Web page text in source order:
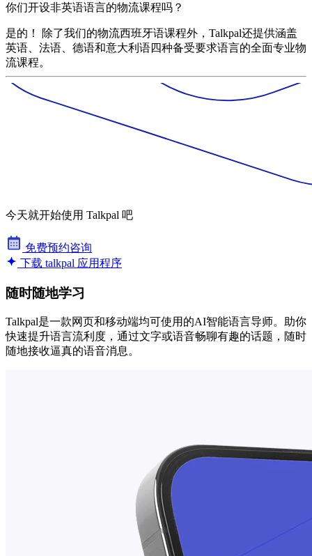
你们开设非英语语言的物流课程吗？
是的！ 除了我们的物流西班牙语课程外，Talkpal还提供涵盖
英语、法语、德语和意大利语四种备受要求语言的全面专业物
流课程。
今天就开始使用 Talkpal 吧
免费预约咨询
下载 talkpal 应用程序
随时随地学习
Talkpal是一款网页和移动端均可使用的AI智能语言导师。助你
快速提升语言流利度，通过文字或语音畅聊有趣的话题，随时
随地接收逼真的语音消息。